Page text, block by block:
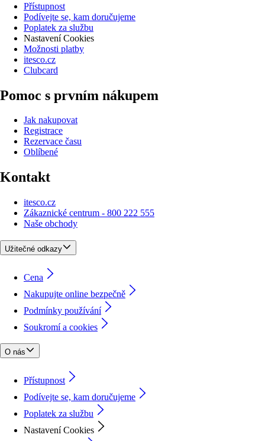
Přístupnost
Podívejte se, kam doručujeme
Poplatek za službu
Nastavení Cookies
Možnosti platby
itesco.cz
Clubcard
Pomoc s prvním nákupem
Jak nakupovat
Registrace
Rezervace času
Oblíbené
Kontakt
itesco.cz
Zákaznické centrum - 800 222 555
Naše obchody
Užitečné odkazy
Cena
Nakupujte online bezpečně
Podmínky používání
Soukromí a cookies
O nás
Přístupnost
Podívejte se, kam doručujeme
Poplatek za službu
Nastavení Cookies